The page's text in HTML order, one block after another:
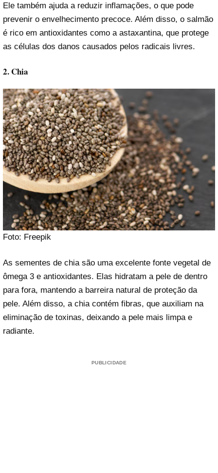
Ele também ajuda a reduzir inflamações, o que pode
prevenir o envelhecimento precoce. Além disso, o salmão
é rico em antioxidantes como a astaxantina, que protege
as células dos danos causados pelos radicais livres.
2. Chia
Foto: Freepik
As sementes de chia são uma excelente fonte vegetal de
ômega 3 e antioxidantes. Elas hidratam a pele de dentro
para fora, mantendo a barreira natural de proteção da
pele. Além disso, a chia contém fibras, que auxiliam na
eliminação de toxinas, deixando a pele mais limpa e
radiante.
PUBLICIDADE